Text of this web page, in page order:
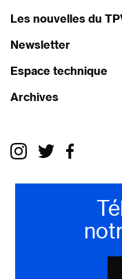
Les nouvelles du
Newsletter
Espace technique
Archives